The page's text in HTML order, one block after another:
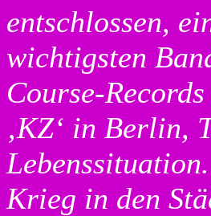
entschlossen,
wichtigsten
Course-
‚KZ‘ in Berlin,
Krieg in den